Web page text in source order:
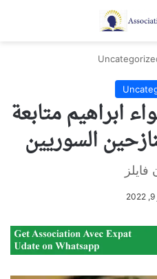
ابراهيم متابعة
السوريين
فايلز